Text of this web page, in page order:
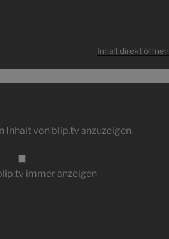
Inhalt direkt öffnen
Inhalt von blip.tv anzuzeigen.
immer anzeigen